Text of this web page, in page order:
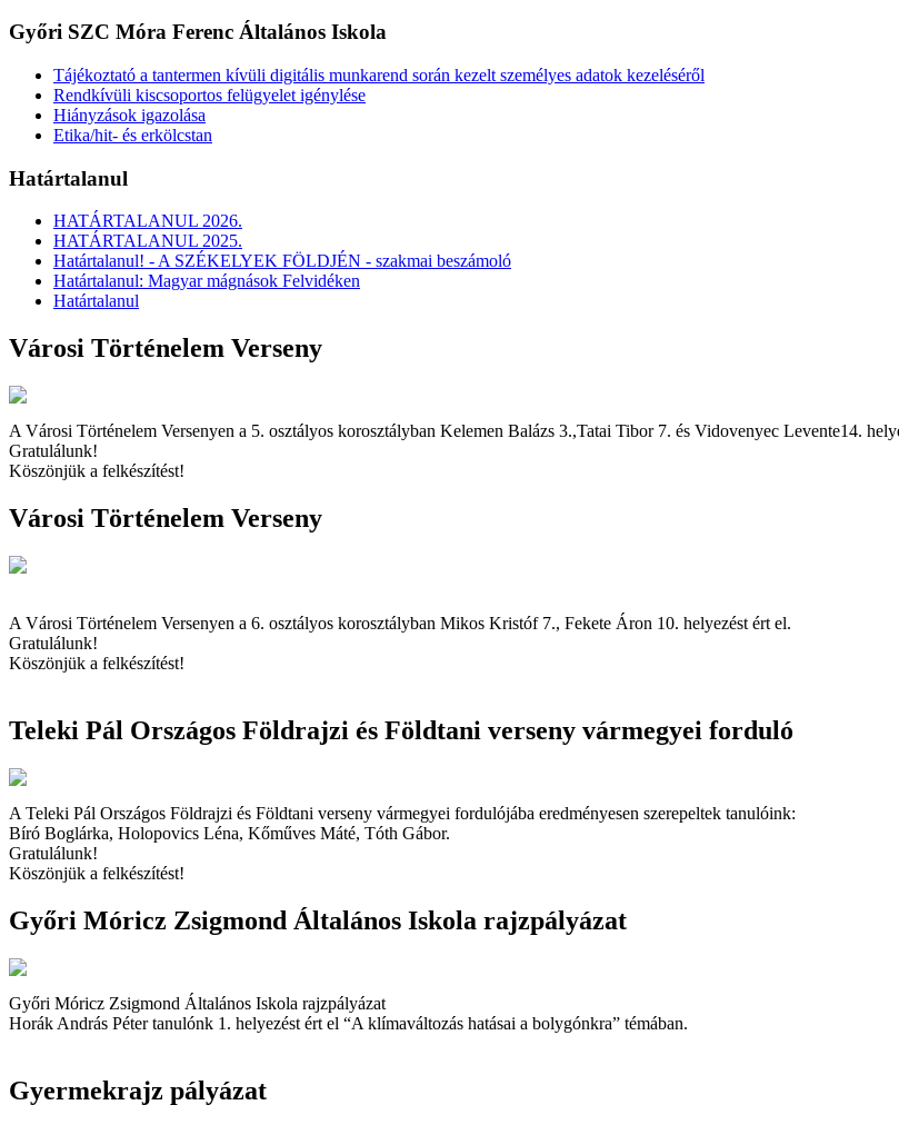
Győri SZC Móra Ferenc Általános Iskola
Tájékoztató a tantermen kívüli digitális munkarend során kezelt személyes adatok kezeléséről
Rendkívüli kiscsoportos felügyelet igénylése
Hiányzások igazolása
Etika/hit- és erkölcstan
Határtalanul
HATÁRTALANUL 2026.
HATÁRTALANUL 2025.
Határtalanul! - A SZÉKELYEK FÖLDJÉN - szakmai beszámoló
Határtalanul: Magyar mágnások Felvidéken
Határtalanul
Városi Történelem Verseny
A Városi Történelem Versenyen a 5. osztályos korosztályban Kelemen Balázs 3.,Tatai Tibor 7. és Vidovenyec Levente14.
Gratulálunk!
Köszönjük a felkészítést!
Városi Történelem Verseny
A Városi Történelem Versenyen a 6. osztályos korosztályban Mikos Kristóf 7., Fekete Áron 10. helyezést ért el.
Gratulálunk!
Köszönjük a felkészítést!
Teleki Pál Országos Földrajzi és Földtani verseny vármegyei forduló
A Teleki Pál Országos Földrajzi és Földtani verseny vármegyei fordulójába eredményesen szerepeltek tanulóink:
Bíró Boglárka, Holopovics Léna, Kőműves Máté, Tóth Gábor.
Gratulálunk!
Köszönjük a felkészítést!
Győri Móricz Zsigmond Általános Iskola rajzpályázat
Győri Móricz Zsigmond Általános Iskola rajzpályázat
Horák András Péter tanulónk 1. helyezést ért el “A klímaváltozás hatásai a bolygónkra” témában.
Gyermekrajz pályázat